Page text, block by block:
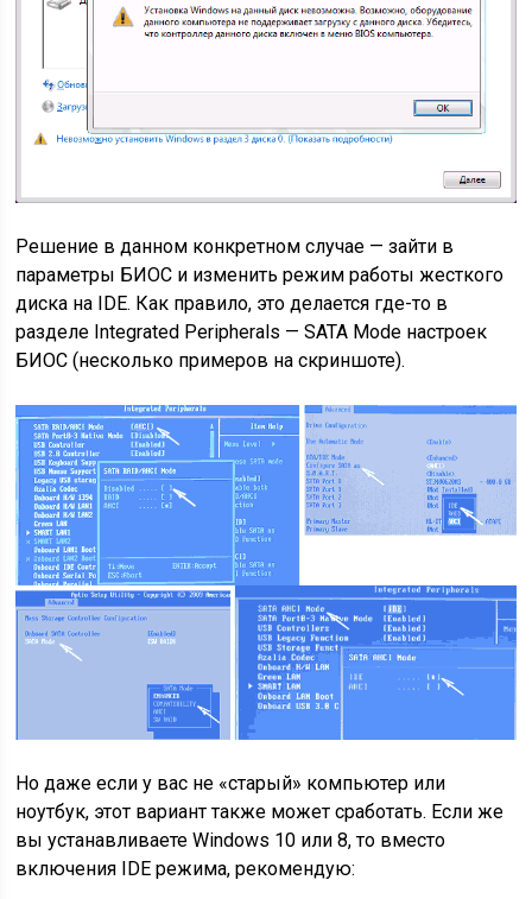
Решение в данном конкретном случае — зайти в
параметры БИОС и изменить режим работы жесткого
диска на IDE. Как правило, это делается где-то в
разделе Integrated Peripherals — SATA Mode настроек
БИОС (несколько примеров на скриншоте).
Но даже если у вас не «старый» компьютер или
ноутбук, этот вариант также может сработать. Если же
вы устанавливаете Windows 10 или 8, то вместо
включения IDE режима, рекомендую: